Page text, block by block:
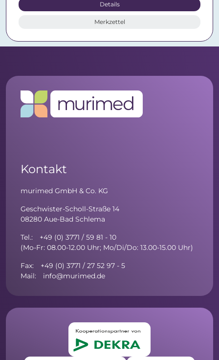
Details
Merkzettel
Kontakt
murimed GmbH & Co. KG
Geschwister-Scholl-Straße 14
08280 Aue-Bad Schlema
Tel.: +49 (0) 3771 / 59 81 - 10
(Mo-Fr: 08.00-12.00 Uhr; Mo/Di/Do: 13.00-15.00 Uhr)
Fax: +49 (0) 3771 / 27 52 97 - 5
Mail: info@murimed.de